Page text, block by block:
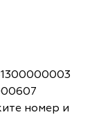
номер и